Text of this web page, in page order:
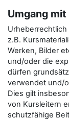
Umgang
z.B.
Werken, Bilder
und/oder die
dürfen
verwendet und/
Dies gilt
von Kursleitern
schutzfähige